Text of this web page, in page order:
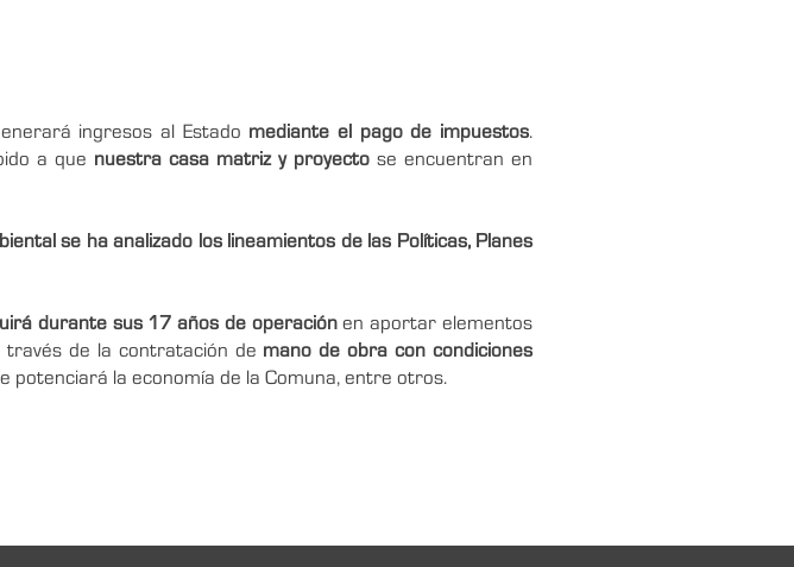
ingresos al Estado mediante el pago de impuestos.
a que nuestra casa matriz y proyecto se encuentran en
se ha analizado los lineamientos de las Políticas, Planes
durante sus 17 años de operaciónen aportar elementos
través de la contratación de mano de obra con condiciones
potenciará la economía de la Comuna, entre otros.